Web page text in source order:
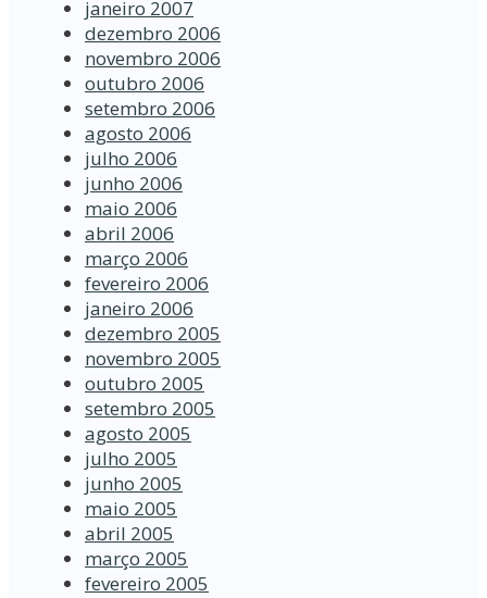
janeiro 2007
dezembro 2006
novembro 2006
outubro 2006
setembro 2006
agosto 2006
julho 2006
junho 2006
maio 2006
abril 2006
março 2006
fevereiro 2006
janeiro 2006
dezembro 2005
novembro 2005
outubro 2005
setembro 2005
agosto 2005
julho 2005
junho 2005
maio 2005
abril 2005
março 2005
fevereiro 2005